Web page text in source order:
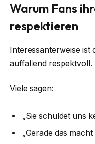
Warum Fans
respektieren
Interessanterweise ist
auffallend respektvoll.
Viele sagen:
„Sie schuldet uns
„Gerade das